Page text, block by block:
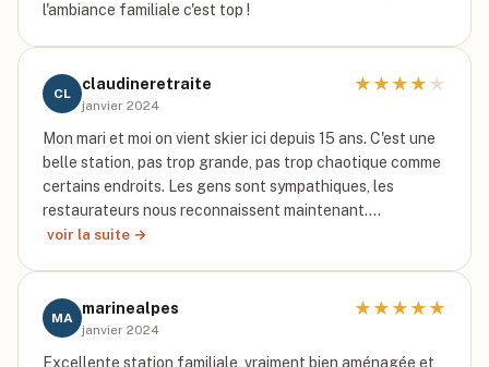
l'ambiance familiale c'est top !
CL
claudineretraite
janvier 2024
★ ★ ★ ★ ★
Mon mari et moi on vient skier ici depuis 15 ans. C'est une
belle station, pas trop grande, pas trop chaotique comme
certains endroits. Les gens sont sympathiques, les
restaurateurs nous reconnaissent maintenant.…
voir la suite →
MA
marinealpes
janvier 2024
★ ★ ★ ★ ★
Excellente station familiale, vraiment bien aménagée et